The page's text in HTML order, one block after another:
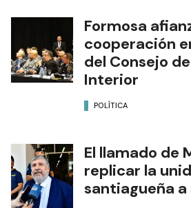
Formosa
cooperación
del Consejo
Interior
POLÍTICA
El llamado de
replicar la
santiagueña